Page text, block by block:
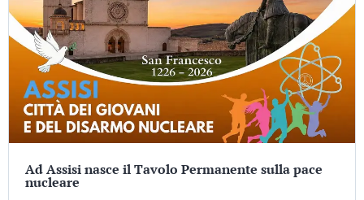
Ad Assisi nasce il Tavolo Permanente sulla pace
nucleare